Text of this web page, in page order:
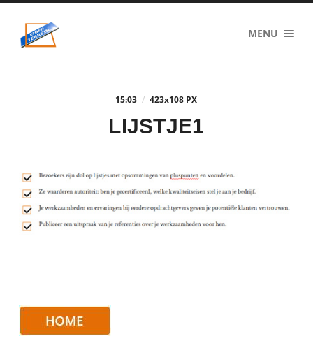
eigenzinnig
terrein
MENU
15:03 / 423x108 PX
LIJSTJE1